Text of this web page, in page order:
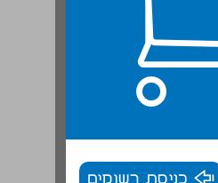
כניסת רשומים